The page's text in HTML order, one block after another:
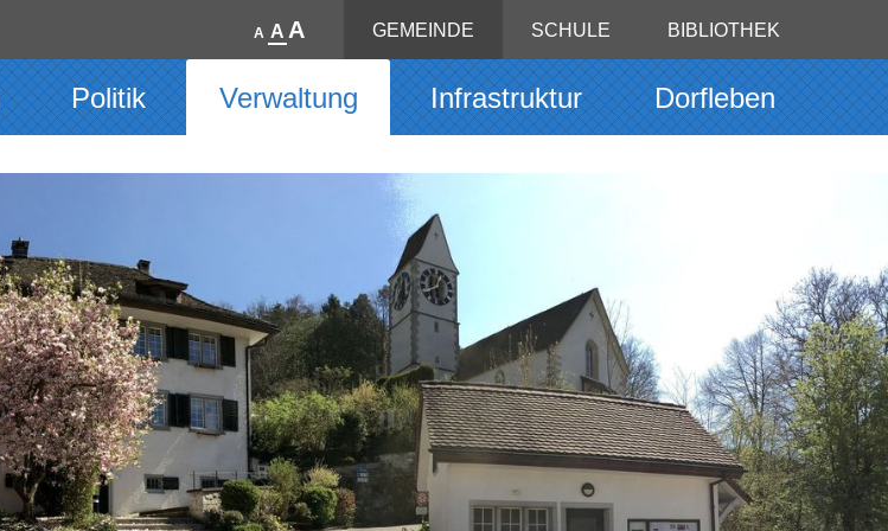
A A A GEMEINDE SCHULE BIBLIOTHEK
Politik Verwaltung Infrastruktur Dorfleben